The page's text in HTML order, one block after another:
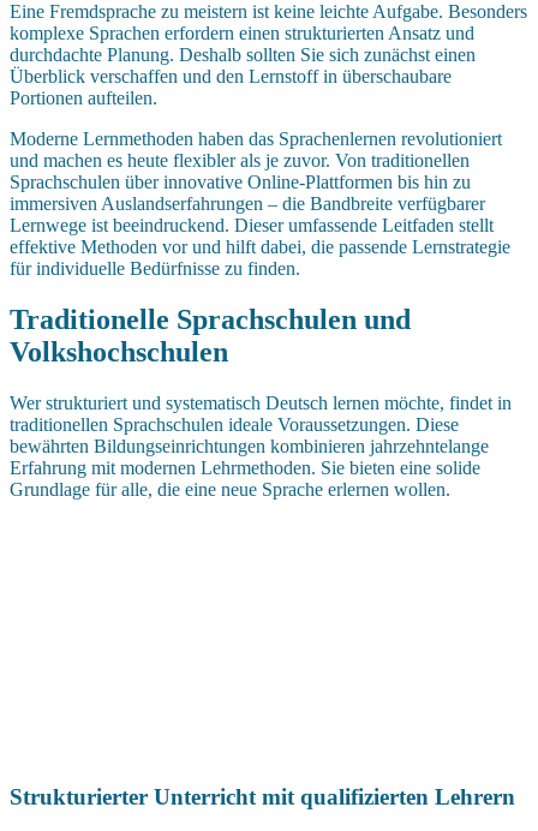
Eine Fremdsprache zu meistern ist keine leichte Aufgabe. Besonders
komplexe Sprachen erfordern einen strukturierten Ansatz und
durchdachte Planung. Deshalb sollten Sie sich zunächst einen
Überblick verschaffen und den Lernstoff in überschaubare
Portionen aufteilen.
Moderne Lernmethoden haben das Sprachenlernen revolutioniert
und machen es heute flexibler als je zuvor. Von traditionellen
Sprachschulen über innovative Online-Plattformen bis hin zu
immersiven Auslandserfahrungen – die Bandbreite verfügbarer
Lernwege ist beeindruckend. Dieser umfassende Leitfaden stellt
effektive Methoden vor und hilft dabei, die passende Lernstrategie
für individuelle Bedürfnisse zu finden.
Traditionelle Sprachschulen und
Volkshochschulen
Wer strukturiert und systematisch Deutsch lernen möchte, findet in
traditionellen Sprachschulen ideale Voraussetzungen. Diese
bewährten Bildungseinrichtungen kombinieren jahrzehntelange
Erfahrung mit modernen Lehrmethoden. Sie bieten eine solide
Grundlage für alle, die eine neue Sprache erlernen wollen.
Strukturierter Unterricht mit qualifizierten Lehrern